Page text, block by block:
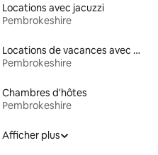
Locations avec jacuzzi
Pembrokeshire
Locations de vacances avec piscine
Pembrokeshire
Chambres d'hôtes
Pembrokeshire
Afficher plus